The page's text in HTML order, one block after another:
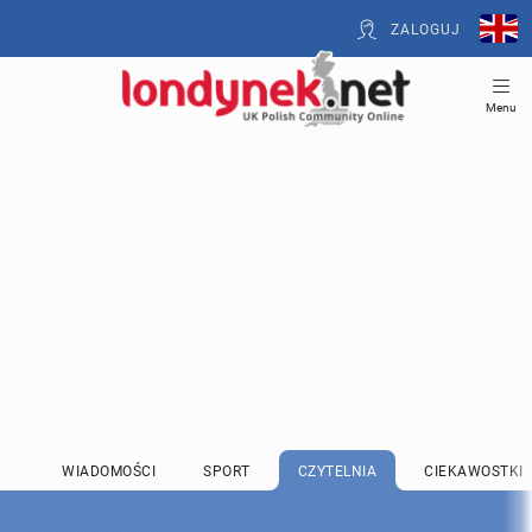
ZALOGUJ
Menu
WIADOMOŚCI SPORT CZYTELNIA CIEKAWOSTKI